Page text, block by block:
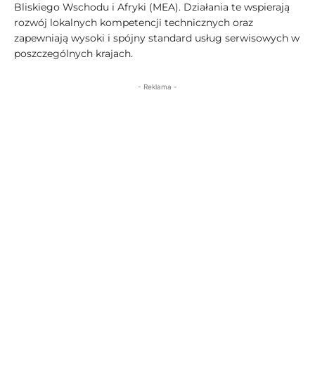
Bliskiego Wschodu i Afryki (MEA). Działania te wspierają
rozwój lokalnych kompetencji technicznych oraz
zapewniają wysoki i spójny standard usług serwisowych w
poszczególnych krajach.
- Reklama -